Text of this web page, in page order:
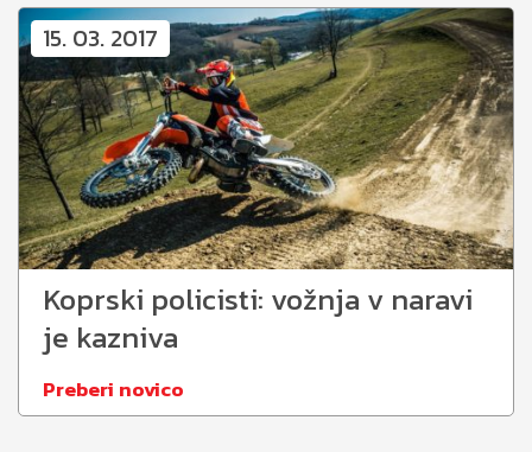
15. 03. 2017
Koprski policisti: vožnja v naravi
je kazniva
Preberi novico